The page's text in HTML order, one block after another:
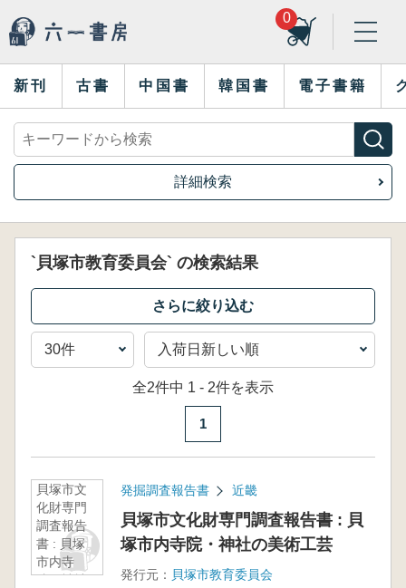
0
新刊 古書 中国書 韓国書 電子書籍
詳細検索
`貝塚市教育委員会` の検索結果
全2件中 1 - 2件を表示
1
貝塚市文
化財専門
調査報告
書 : 貝塚
市内寺
院・神社
発掘調査報告書 近畿
貝塚市文化財専門調査報告書 : 貝
塚市内寺院・神社の美術工芸
発行元： 貝塚市教育委員会